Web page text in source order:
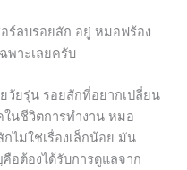
ยรุ่น รอยสักที่อยากเปลี่ยน
นชีวิตการทำงาน หมอ
อต้องได้รับการดูแลจาก
าใจตั้งแต่ต้นจนจบ ทั้งหลัก